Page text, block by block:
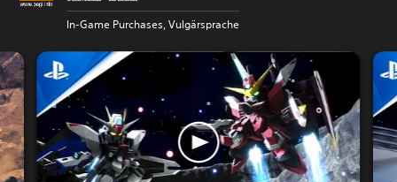
In-Game Purchases, Vulgärsprache